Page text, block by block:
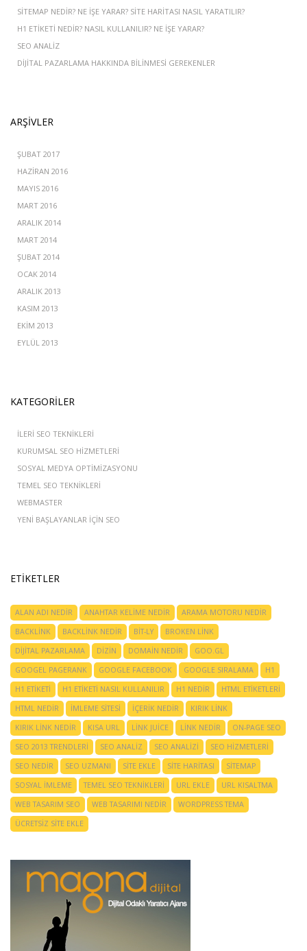
SITEMAP NEDIR? NE IŞE YARAR? SITE HARITASI NASIL YARATILIR?
H1 ETIKETI NEDIR? NASIL KULLANILIR? NE İŞE YARAR?
SEO ANALIZ
DIJITAL PAZARLAMA HAKKINDA BILINMESI GEREKENLER
ARŞIVLER
ŞUBAT 2017
HAZIRAN 2016
MAYIS 2016
MART 2016
ARALIK 2014
MART 2014
ŞUBAT 2014
OCAK 2014
ARALIK 2013
KASIM 2013
EKIM 2013
EYLÜL 2013
KATEGORILER
İLERI SEO TEKNIKLERI
KURUMSAL SEO HIZMETLERI
SOSYAL MEDYA OPTIMIZASYONU
TEMEL SEO TEKNIKLERI
WEBMASTER
YENI BAŞLAYANLAR IÇIN SEO
ETIKETLER
ALAN ADI NEDIR ANAHTAR KELIME NEDIR
ARAMA MOTORU NEDIR
BACKLINK
BACKLINK NEDIR BIT-LY
BROKEN LINK
DIJITAL PAZARLAMA
DIZIN DOMAIN NEDIR
GOO.GL
GOOGEL PAGERANK
GOOGLE FACEBOOK GOOGLE SIRALAMA
H1
H1 ETIKETI
H1 ETIKETI NASIL KULLANILIR H1 NEDIR
HTML ETIKETLERI
HTML NEDIR
IMLEME SITESI IÇERIK NEDIR
KIRIK LINK
KIRIK LINK NEDIR
KISA URL LINK JUICE LINK NEDIR
ON-PAGE SEO
SEO 2013 TRENDLERI
SEO ANALIZ SEO ANALIZI
SEO HIZMETLERI
SEO NEDIR
SEO UZMANI SITE EKLE SITE HARITASI
SITEMAP
SOSYAL IMLEME
TEMEL SEO TEKNIKLERI URL EKLE
URL KISALTMA
WEB TASARIM SEO
WEB TASARIMI NEDIR
WORDPRESS TEMA
ÜCRETSIZ SITE EKLE